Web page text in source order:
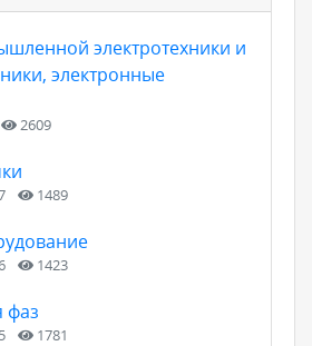
электротехники и
электронные
2609
1489
1423
фаз
1781